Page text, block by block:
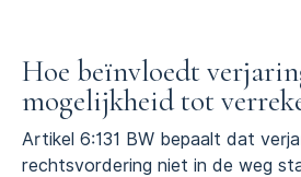
Hoe beïnvloedt
mogelijkheid tot
Artikel 6:131 BW bepaalt dat
rechtsvordering niet in de weg